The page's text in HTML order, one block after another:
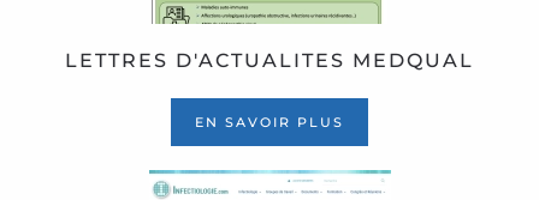
LETTRES D'ACTUALITES MEDQUAL
EN SAVOIR PLUS